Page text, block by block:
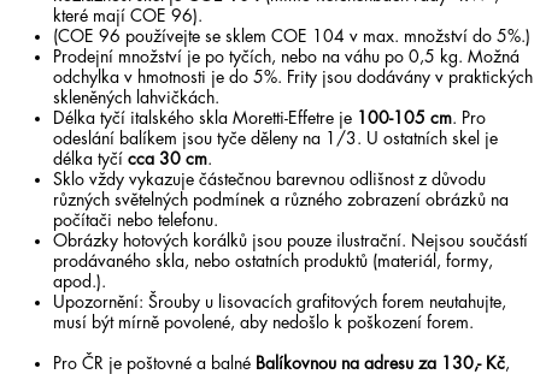
které mají COE 96).
(COE 96 používejte se sklem COE 104 v max. množství do 5%.)
Prodejní množství je po tyčích, nebo na váhu po 0,5 kg. Možná
odchylka v hmotnosti je do 5%. Frity jsou dodávány v praktických
skleněných lahvičkách.
Délka tyčí italského skla Moretti-Effetre je 100-105 cm. Pro
odeslání balíkem jsou tyče děleny na 1/3. U ostatních skel je
délka tyčícca 30 cm.
Sklo vždy vykazuje částečnou barevnou odlišnost z důvodu
různých světelných podmínek a různého zobrazení obrázků na
počítači nebo telefonu.
Obrázky hotových korálků jsou pouze ilustrační. Nejsou součástí
prodávaného skla, nebo ostatních produktů (materiál, formy,
apod.).
Upozornění: Šrouby u lisovacích grafitových forem neutahujte,
musí být mírně povolené, aby nedošlo k poškození forem.
Pro ČR je poštovné a balné Balíkovnou na adresu za 130,- Kč,